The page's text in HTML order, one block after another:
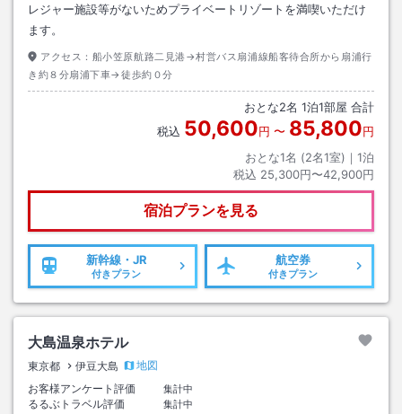
レジャー施設等がないためプライベートリゾートを満喫いただけ
ます。
アクセス： 船小笠原航路二見港→村営バス扇浦線船客待合所から扇浦行
き約８分扇浦下車→徒歩約０分
おとな2名 1泊1部屋 合計
税込 50,600円 〜 85,800円
おとな1名 (2名1室)｜ 1泊
税込 25,300円〜42,900円
宿泊プランを見る
新幹線・JR
付きプラン
航空券
付きプラン
大島温泉ホテル
東京都 伊豆大島
地図
お客様アンケート評価
集計中
るるぶトラベル評価 集計中